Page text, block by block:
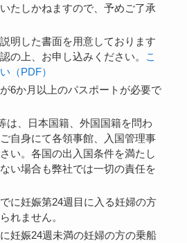
たしかねますので、予めご了承
明した書面を用意しております
の上、お申し込みください。
こ
（PDF）
6か月以上のパスポートが必要で
は、日本国籍、外国国籍を問わ
自身にて各領事館、入国管理事
い。各国の出入国条件を満たし
い場合も弊社では一切の責任を
に妊娠第24週目に入る妊婦の方
れません。
妊娠24週未満の妊婦の方の乗船